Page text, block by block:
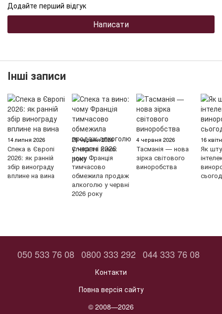
Додайте перший відгук
Написати
Інші записи
14 липня 2026
Спека в Європі
2026: як ранній
збір винограду
вплине на вина
29 червня 2026
Спека та вино:
чому Франція
тимчасово
обмежила продаж
алкоголю у червні
2026 року
4 червня 2026
Тасманія — нова
зірка світового
виноробства
16
Як
050 533 76 08 0800 333 292 044 333 76 08
Контакти
Повна версія сайту
© 2008—2026